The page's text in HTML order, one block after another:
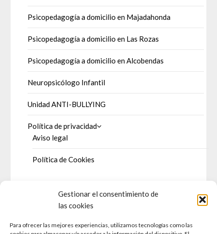
Gestionar el consentimiento de
las cookies
Para ofrecer las mejores experiencias, utilizamos tecnologías como las
Psicopedagogía a domicilio en Majadahonda
Psicopedagogía a domicilio en Las Rozas
Psicopedagogía a domicilio en Alcobendas
Neuropsicólogo Infantil
Unidad ANTI-BULLYING
Política de privacidad
Aviso legal
Política de Cookies
DOSSIER DE PRENSA
Prensa escrita